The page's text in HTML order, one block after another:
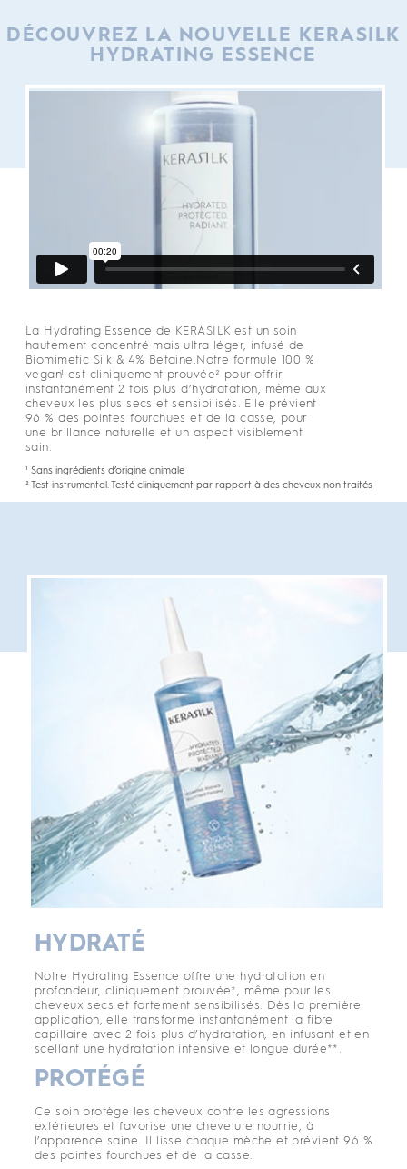
DÉCOUVREZ LA NOUVELLE KERASILK
HYDRATING ESSENCE
La Hydrating Essence de KERASILK est un soin
hautement concentré mais ultra léger, infusé de
Biomimetic Silk & 4% Betaine.Notre formule 100 %
vegan¹ est cliniquement prouvée² pour offrir
instantanément 2 fois plus d’hydratation, même aux
cheveux les plus secs et sensibilisés. Elle prévient
96 % des pointes fourchues et de la casse, pour
une brillance naturelle et un aspect visiblement
sain.
¹ Sans ingrédients d’origine animale
² Test instrumental. Testé cliniquement par rapport à des cheveux non traités
HYDRATÉ
Notre Hydrating Essence offre une hydratation en
profondeur, cliniquement prouvée*, même pour les
cheveux secs et fortement sensibilisés. Dès la première
application, elle transforme instantanément la fibre
capillaire avec 2 fois plus d’hydratation, en infusant et en
scellant une hydratation intensive et longue durée**.
PROTÉGÉ
Ce soin protège les cheveux contre les agressions
extérieures et favorise une chevelure nourrie, à
l’apparence saine. Il lisse chaque mèche et prévient 96 %
des pointes fourchues et de la casse.